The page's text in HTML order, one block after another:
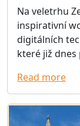
Na veletrhu
inspirativní
digitálních
které již
Read more